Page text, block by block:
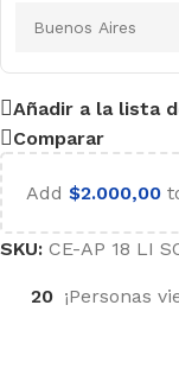
Y OTROS
de Pintar
Y
Añadir a la lista
Comparar
Add $2.000,00
SKU: CE-AP 18 LI
20 ¡Personas